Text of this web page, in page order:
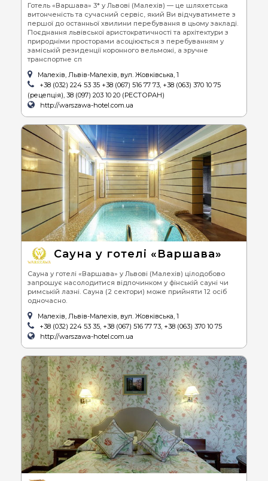
Готель «Варшава» 3* у Львові (Малехів) — це шляхетська
витонченість та сучасний сервіс, який Ви відчуватимете з
першої до останньої хвилини перебування в цьому закладі.
Поєднання львівської аристократичності та архітектури з
природніми просторами асоціюється з перебуванням у
заміській резиденції коронного вельможі, а зручне
транспортне сп
Малехів, Львів-Малехів, вул. Жовківська, 1
+38 (032) 224 53 35 +38 (067) 516 77 73, +38 (063) 370 10 75
(рецепція), 38 (097) 203 10 20 (РЕСТОРАН)
http://warszawa-hotel.com.ua
Сауна у готелі «Варшава»
Сауна у готелі «Варшава» у Львові (Малехів) цілодобово
запрошує насолодитися відпочинком у фінській сауні чи
римській лазні. Сауна (2 сектори) може прийняти 12 осіб
одночасно.
Малехів, Львів-Малехів, вул. Жовківська, 1
+38 (032) 224 53 35, +38 (067) 516 77 73, +38 (063) 370 10 75
http://warszawa-hotel.com.ua